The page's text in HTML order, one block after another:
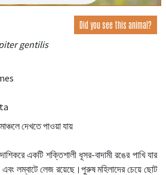
Did you see this animal?
gentilis
দেখতে পাওয়া যায়
একটি শক্তিশালী ধূসর-বাদামী রঙের পাখি যার
লম্বাটে লেজ রয়েছে।পুরুষ মহিলাদের চেয়ে ছোট